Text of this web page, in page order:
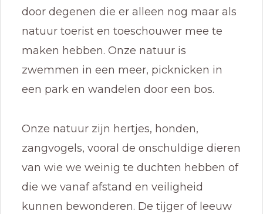
door degenen die er alleen nog maar als
natuur toerist en toeschouwer mee te
maken hebben. Onze natuur is
zwemmen in een meer, picknicken in
een park en wandelen door een bos.
Onze natuur zijn hertjes, honden,
zangvogels, vooral de onschuldige dieren
van wie we weinig te duchten hebben of
die we vanaf afstand en veiligheid
kunnen bewonderen. De tijger of leeuw